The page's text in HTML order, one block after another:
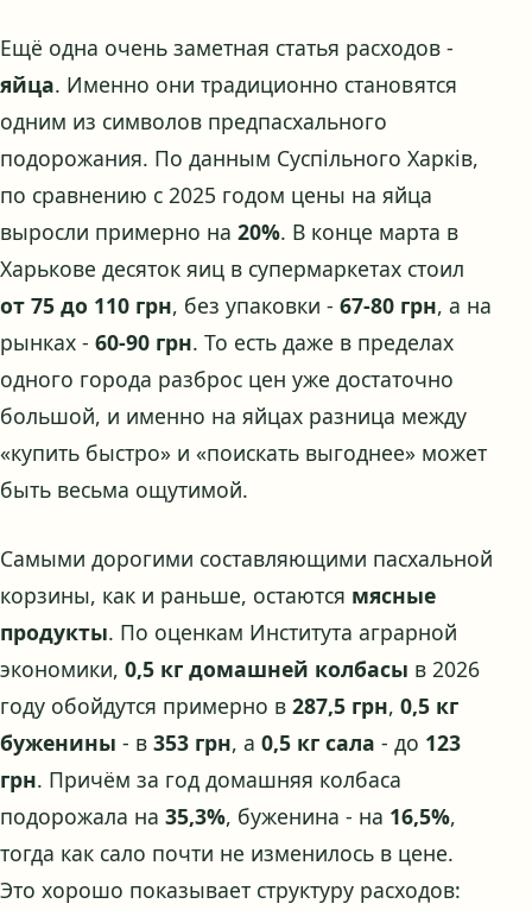
Ещё одна очень заметная статья расходов -
яйца. Именно они традиционно становятся
одним из символов предпасхального
подорожания. По данным Суспільного Харків,
по сравнению с 2025 годом цены на яйца
выросли примерно на 20%. В конце марта в
Харькове десяток яиц в супермаркетах стоил
от 75 до 110 грн, без упаковки - 67-80 грн, а на
рынках - 60-90 грн. То есть даже в пределах
одного города разброс цен уже достаточно
большой, и именно на яйцах разница между
«купить быстро» и «поискать выгоднее» может
быть весьма ощутимой.
Самыми дорогими составляющими пасхальной
корзины, как и раньше, остаются мясные
продукты. По оценкам Института аграрной
экономики, 0,5 кг домашней колбасы в 2026
году обойдутся примерно в 287,5 грн, 0,5 кг
буженины - в 353 грн, а 0,5 кг сала - до 123
грн. Причём за год домашняя колбаса
подорожала на 35,3%, буженина - на 16,5%,
тогда как сало почти не изменилось в цене.
Это хорошо показывает структуру расходов: